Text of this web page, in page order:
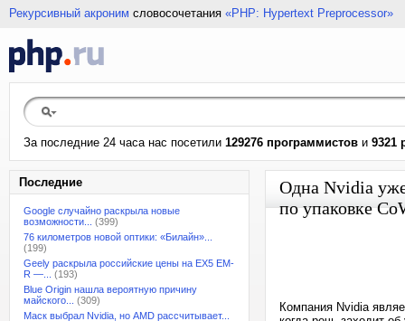
Рекурсивный акроним словосочетания «PHP: Hypertext Preprocessor»
За последние 24 часа нас посетили 129276 программистов и 9321
Последние
Google случайно раскрыла новые
возможности...
(399)
76 километров новой оптики: «Билайн»...
(199)
Geely раскрыла российские цены на EX5 EM-
R —...
(193)
Blue Origin нашла вероятную причину
майского...
(309)
Маск выбрал Nvidia, но AMD рассчитывает...
Одна Nvidia
по упаковке
Компания Nvidia